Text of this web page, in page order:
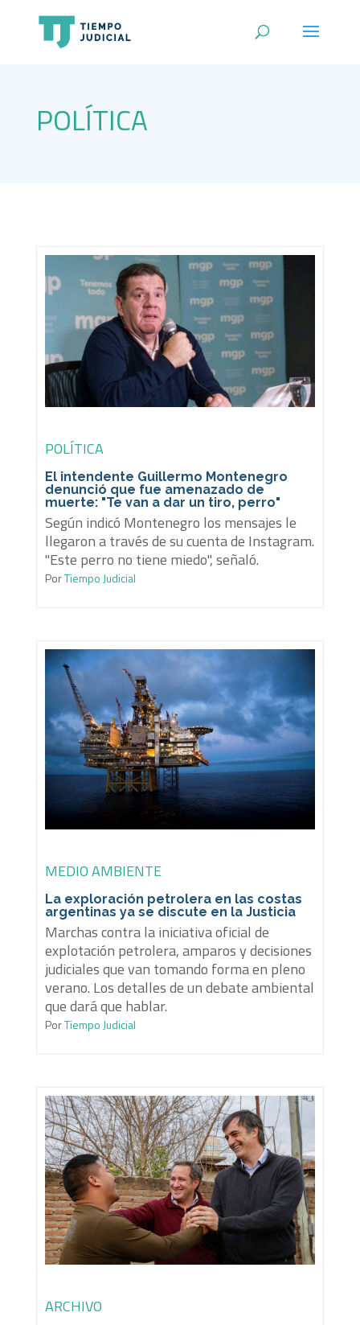
POLÍTICA
POLÍTICA
El intendente Guillermo Montenegro
denunció que fue amenazado de
muerte: "Te van a dar un tiro, perro"
Según indicó Montenegro los mensajes le
llegaron a través de su cuenta de Instagram.
"Este perro no tiene miedo", señaló.
PorTiempo Judicial
MEDIO AMBIENTE
La exploración petrolera en las costas
argentinas ya se discute en la Justicia
Marchas contra la iniciativa oficial de
explotación petrolera, amparos y decisiones
judiciales que van tomando forma en pleno
verano. Los detalles de un debate ambiental
que dará que hablar.
PorTiempo Judicial
ARCHIVO